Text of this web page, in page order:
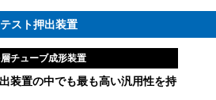
テスト押出装置
チューブ成形装置
装置の中でも最も高い汎用性を持